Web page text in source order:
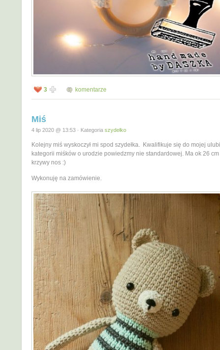
3 komentarze
Miś
4 lip 2020 @ 13:53 · Kategoria szydełko
Kolejny miś wyskoczył mi spod szydełka. Kwalifikuje się do mojej
kategorii miśków o urodzie powiedzmy nie standardowej. Ma ok 26
krzywy nos :)
Wykonuję na zamówienie.